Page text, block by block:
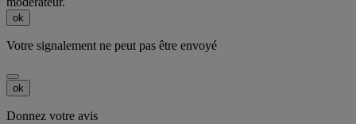
ok
Votre signalement ne peut pas être envoyé
ok
Donnez votre avis